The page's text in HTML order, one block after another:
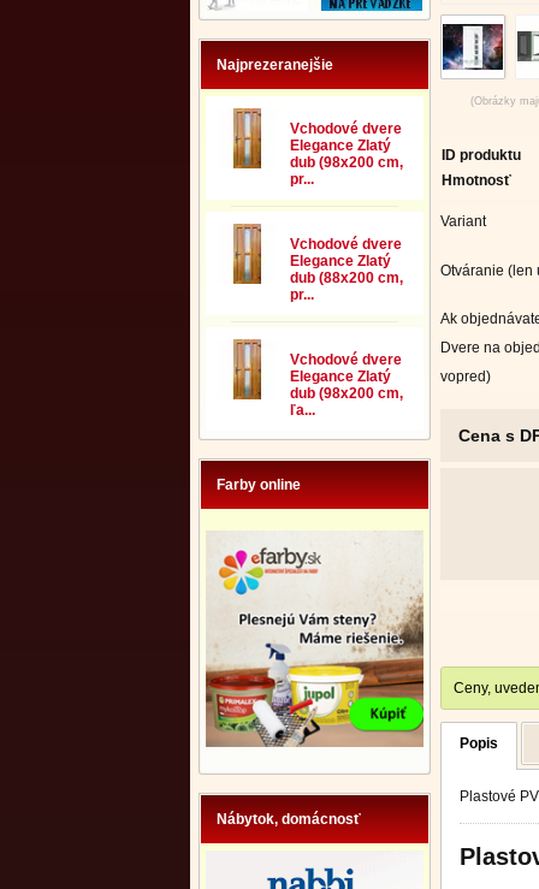
Najprezeranejšie
Vchodové dvere
Elegance Zlatý
dub (98x200 cm,
pr...
Vchodové dvere
Elegance Zlatý
dub (88x200 cm,
pr...
Vchodové dvere
Elegance Zlatý
dub (98x200 cm,
ľa...
Farby online
Nábytok, domácnosť
(Obrázky
ID produktu
Hmotnosť
Variant
Otváranie (len
Ak
Dvere na
vopred)
Cena s
Ceny,
Popis
Plastové